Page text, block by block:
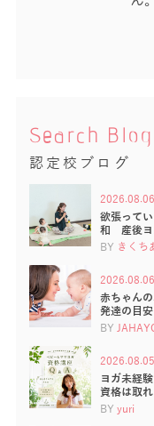
Search Blog
認定校ブログ
2026.08.06
欲張って
和 産後ヨ
BY きくち
2026.08.06
赤ちゃん
発達の目
BY
2026.08.05
ヨガ未経
資格は取れ
BY yuri